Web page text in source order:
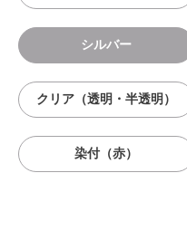
シルバー
クリア（透明・半透明）
染付（赤）